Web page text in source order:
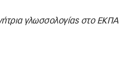
γλωσσολογίας στο ΕΚΠΑ